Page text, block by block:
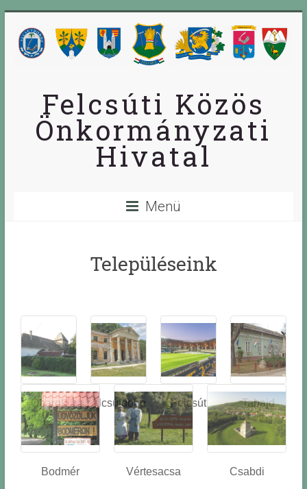
Felcsúti Közös
Önkormányzati
Hivatal
Menü
Településeink
Óbarok
Alcsútdobo
z
Felcsút Tabajd
Bodmér Vértesacsa Csabdi